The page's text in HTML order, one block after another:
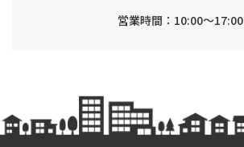
営業時間：10:00～17:00